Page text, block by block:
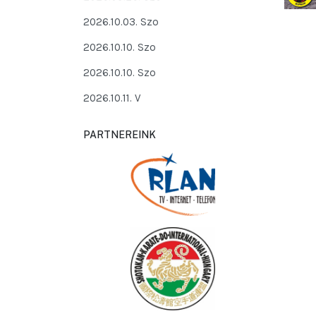
2026.10.03. Szo
2026.10.10. Szo
2026.10.10. Szo
2026.10.11. V
PARTNEREINK